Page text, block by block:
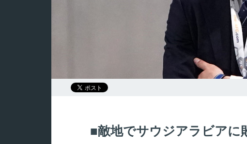
敵地でサウジアラビアに